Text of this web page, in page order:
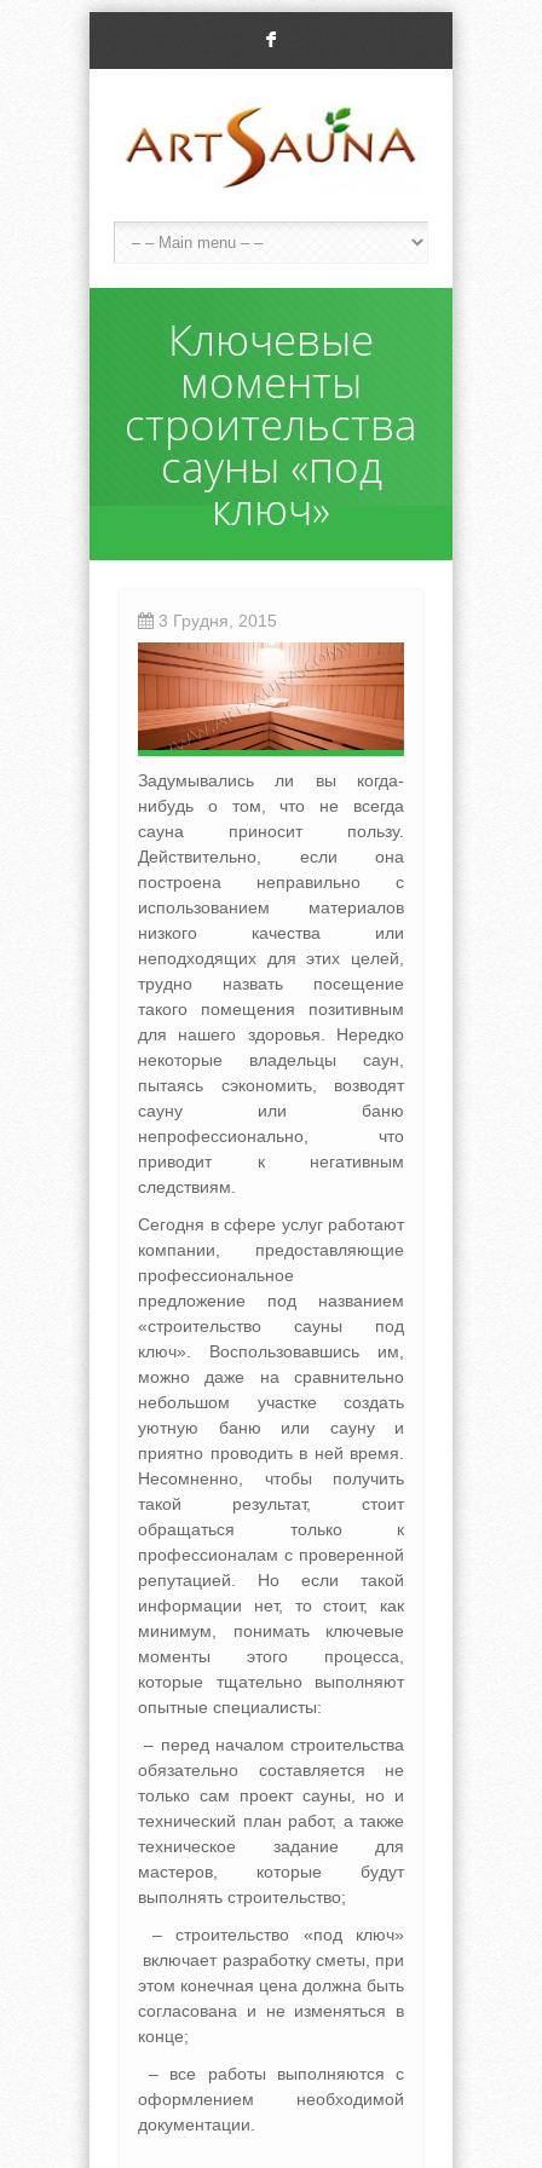
F
Ключевые
моменты
строительства
сауны «под
ключ»
3 Грудня, 2015
Задумывались ли вы когда-
нибудь о том, что не всегда
сауна приносит пользу.
Действительно, если она
построена неправильно с
использованием материалов
низкого качества или
неподходящих для этих целей,
трудно назвать посещение
такого помещения позитивным
для нашего здоровья. Нередко
некоторые владельцы саун,
пытаясь сэкономить, возводят
сауну или баню
непрофессионально, что
приводит к негативным
следствиям.
Сегодня в сфере услуг работают
компании, предоставляющие
профессиональное
предложение под названием
«строительство сауны под
ключ». Воспользовавшись им,
можно даже на сравнительно
небольшом участке создать
уютную баню или сауну и
приятно проводить в ней время.
Несомненно, чтобы получить
такой результат, стоит
обращаться только к
профессионалам с проверенной
репутацией. Но если такой
информации нет, то стоит, как
минимум, понимать ключевые
моменты этого процесса,
которые тщательно выполняют
опытные специалисты:
– перед началом строительства
обязательно составляется не
только сам проект сауны, но и
технический план работ, а также
техническое задание для
мастеров, которые будут
выполнять строительство;
– строительство «под ключ»
включает разработку сметы, при
этом конечная цена должна быть
согласована и не изменяться в
конце;
– все работы выполняются с
оформлением необходимой
документации.